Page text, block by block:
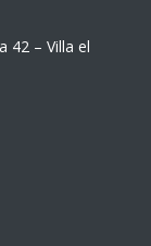
42 – Villa el